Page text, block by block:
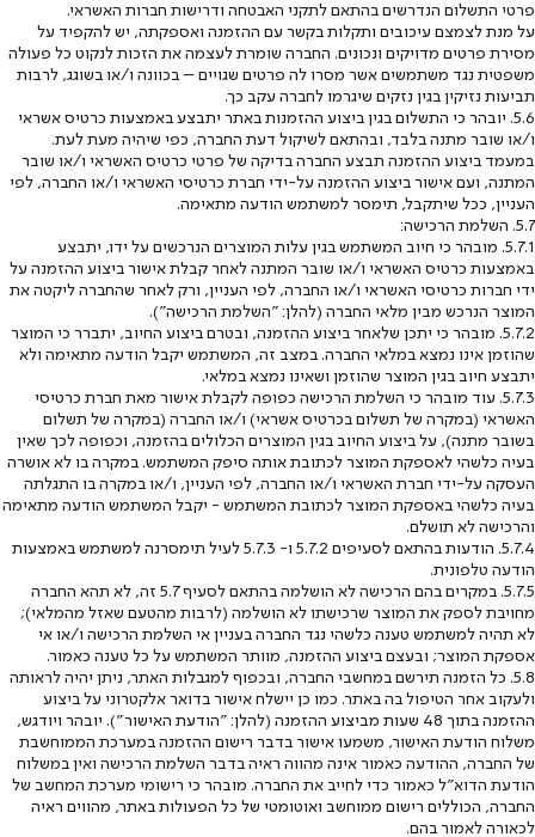
פרטי התשלום הנדרשים בהתאם לתקני האבטחה ודרישות חברות האשראי.
על מנת לצמצם עיכובים ותקלות בקשר עם ההזמנה ואספקתה, יש להקפיד על
מסירת פרטים מדויקים ונכונים. החברה שומרת לעצמה את הזכות לנקוט כל פעולה
משפטית נגד משתמשים אשר מסרו לה פרטים שגויים – בכוונה ו/או בשוגג, לרבות
תביעות נזיקין בגין נזקים שיגרמו לחברה עקב כך.
5.6. יובהר כי התשלום בגין ביצוע ההזמנות באתר יתבצע באמצעות כרטיס אשראי
ו/או שובר מתנה בלבד, ובהתאם לשיקול דעת החברה, כפי שיהיה מעת לעת.
במעמד ביצוע ההזמנה תבצע החברה בדיקה של פרטי כרטיס האשראי ו/או שובר
המתנה, ועם אישור ביצוע ההזמנה על-ידי חברת כרטיסי האשראי ו/או החברה, לפי
העניין, ככל שיתקבל, תימסר למשתמש הודעה מתאימה.
5.7. השלמת הרכישה:
5.7.1. מובהר כי חיוב המשתמש בגין עלות המוצרים הנרכשים על ידו, יתבצע
באמצעות כרטיס האשראי ו/או שובר המתנה לאחר קבלת אישור ביצוע ההזמנה על
ידי חברות כרטיסי האשראי ו/או החברה, לפי העניין, ורק לאחר שהחברה ליקטה את
המוצר הנרכש מבין מלאי החברה (להלן: "השלמת הרכישה").
5.7.2. מובהר כי יתכן שלאחר ביצוע ההזמנה, ובטרם ביצוע החיוב, יתברר כי המוצר
שהוזמן אינו נמצא במלאי החברה. במצב זה, המשתמש יקבל הודעה מתאימה ולא
יתבצע חיוב בגין המוצר שהוזמן ושאינו נמצא במלאי.
5.7.3. עוד מובהר כי השלמת הרכישה כפופה לקבלת אישור מאת חברת כרטיסי
האשראי (במקרה של תשלום בכרטיס אשראי) ו/או החברה (במקרה של תשלום
בשובר מתנה), על ביצוע החיוב בגין המוצרים הכלולים בהזמנה, וכפופה לכך שאין
בעיה כלשהי לאספקת המוצר לכתובת אותה סיפק המשתמש. במקרה בו לא אושרה
העסקה על-ידי חברת האשראי ו/או החברה, לפי העניין, ו/או במקרה בו התגלתה
בעיה כלשהי באספקת המוצר לכתובת המשתמש - יקבל המשתמש הודעה מתאימה
והרכישה לא תושלם.
5.7.4. הודעות בהתאם לסעיפים ‎5.7.2 ו- ‎5.7.3 לעיל תימסרנה למשתמש באמצעות
הודעה טלפונית.
5.7.5. במקרים בהם הרכישה לא הושלמה בהתאם לסעיף ‎5.7 זה, לא תהא החברה
מחויבת לספק את המוצר שרכישתו לא הושלמה (לרבות מהטעם שאזל מהמלאי);
לא תהיה למשתמש טענה כלשהי נגד החברה בעניין אי השלמת הרכישה ו/או אי
אספקת המוצר; ובעצם ביצוע ההזמנה, מוותר המשתמש על כל טענה כאמור.
5.8. כל הזמנה תירשם במחשבי החברה, ובכפוף למגבלות האתר, ניתן יהיה לראותה
ולעקוב אחר הטיפול בה באתר. כמו כן יישלח אישור בדואר אלקטרוני על ביצוע
ההזמנה בתוך 48 שעות מביצוע ההזמנה (להלן: "הודעת האישור"). יובהר ויודגש,
משלוח הודעת האישור, משמעו אישור בדבר רישום ההזמנה במערכת הממוחשבת
של החברה, ההודעה כאמור אינה מהווה ראיה בדבר השלמת הרכישה ואין במשלוח
הודעת הדוא"ל כאמור כדי לחייב את החברה. מובהר כי רישומי מערכת המחשב של
החברה, הכוללים רישום ממוחשב ואוטומטי של כל הפעולות באתר, מהווים ראיה
לכאורה לאמור בהם.